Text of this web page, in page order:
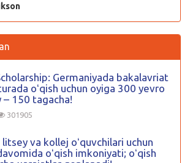
Germaniyada bakalavriat
oʻqish uchun oyiga 300 yevro
150 tagacha!
301905
litsey va kollej oʻquvchilari uchun
oʻqish imkoniyati; oʻqish